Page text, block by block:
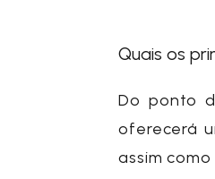
Quais os
Do ponto
oferecerá
assim